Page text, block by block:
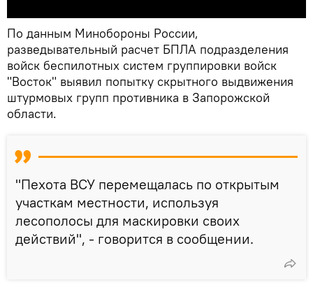
По данным Минобороны России,
разведывательный расчет БПЛА подразделения
войск беспилотных систем группировки войск
"Восток" выявил попытку скрытного выдвижения
штурмовых групп противника в Запорожской
области.
"Пехота ВСУ перемещалась по открытым
участкам местности, используя
лесополосы для маскировки своих
действий", - говорится в сообщении.